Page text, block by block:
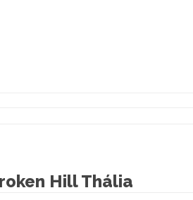
Hill Thália